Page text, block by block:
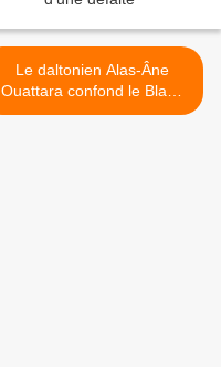
Le daltonien Alas-Âne
Ouattara confond le Blanc
Kennedy et le Noir Luther